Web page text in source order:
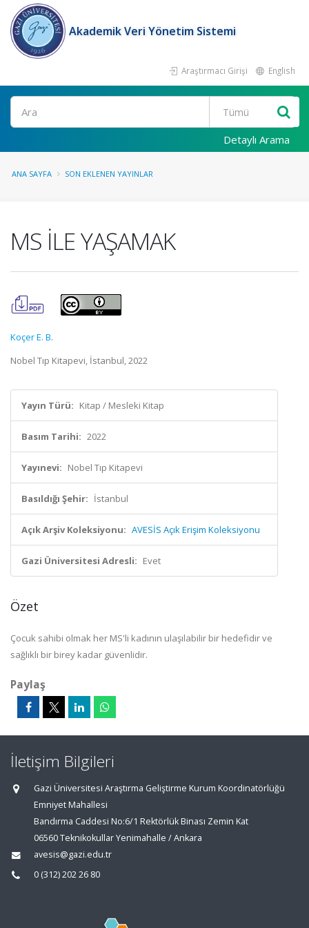
Akademik Veri Yönetim Sistemi
Araştırmacı Girişi English
Ara
Detaylı Arama
ANA SAYFA SON EKLENEN YAYINLAR
MS İLE YAŞAMAK
Koçer E. B.
Nobel Tıp Kitapevi, İstanbul, 2022
Yayın Türü: Kitap / Mesleki Kitap
Basım Tarihi: 2022
Yayınevi: Nobel Tıp Kitapevi
Basıldığı Şehir: İstanbul
Açık Arşiv Koleksiyonu: AVESİS Açık Erişim Koleksiyonu
Gazi Üniversitesi Adresli: Evet
Özet
Çocuk sahibi olmak her MS'li kadının ulaşılabilir bir hedefidir ve
sağlıklı bir birey kadar güvenlidir.
Paylaş
İletişim Bilgileri
Gazi Üniversitesi Araştırma Geliştirme Kurum Koordinatörlüğü
Emniyet Mahallesi
Bandırma Caddesi No:6/1 Rektörlük Binası Zemin Kat
06560 Teknikokullar Yenimahalle / Ankara
avesis@gazi.edu.tr
0 (312) 202 26 80